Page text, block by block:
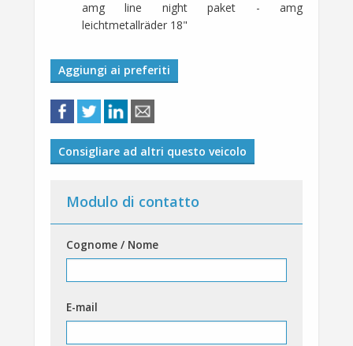
amg line night paket - amg
leichtmetallräder 18"
Aggiungi ai preferiti
Consigliare ad altri questo veicolo
Modulo di contatto
Cognome / Nome
E-mail